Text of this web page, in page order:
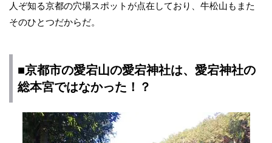
人ぞ知る京都の穴場スポットが点在しており、牛松山もまた
そのひとつだからだ。
■京都市の愛宕山の愛宕神社は、愛宕神社の
総本宮ではなかった！？